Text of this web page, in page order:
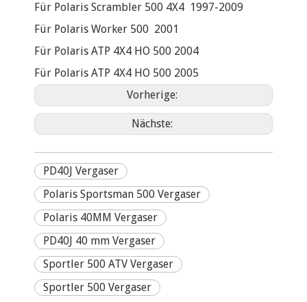
Für Polaris Scrambler 500 4X4 1997-2009
Für Polaris Worker 500 2001
Für Polaris ATP 4X4 HO 500 2004
Für Polaris ATP 4X4 HO 500 2005
Vorherige:
Nächste:
PD40J Vergaser
Polaris Sportsman 500 Vergaser
Polaris 40MM Vergaser
PD40J 40 mm Vergaser
Sportler 500 ATV Vergaser
Sportler 500 Vergaser